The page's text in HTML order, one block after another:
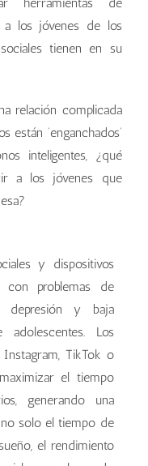
a los jóvenes de los
tienen en su
relación complicada
están ‘enganchados’
inteligentes, ¿qué
a los jóvenes que
y dispositivos
con problemas de
depresión y baja
adolescentes. Los
TikTok o
el tiempo
generando una
no solo el tiempo de
el rendimiento